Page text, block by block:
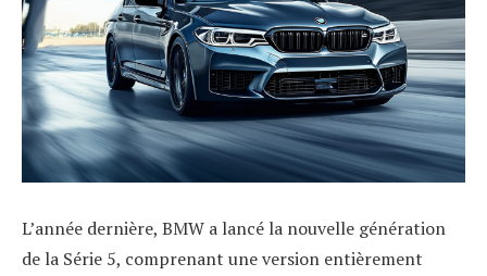
L’année dernière, BMW a lancé la nouvelle génération
de la Série 5, comprenant une version entièrement